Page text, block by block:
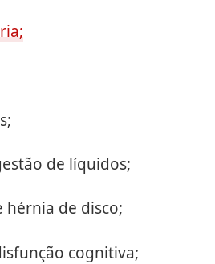
de líquidos;
hérnia de disco;
cognitiva;